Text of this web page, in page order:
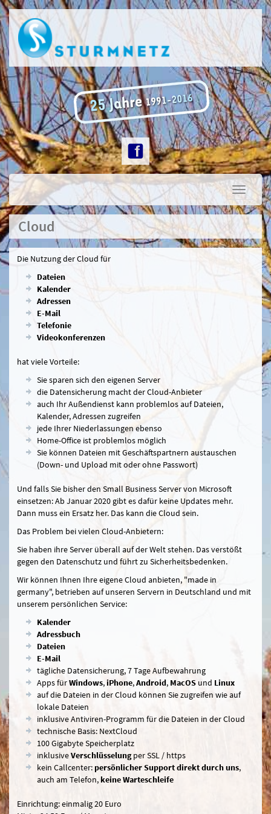
Toggle
Cloud
Die Nutzung der Cloud für
Dateien
Kalender
Adressen
E-Mail
Telefonie
Videokonferenzen
hat viele Vorteile:
Sie sparen sich den eigenen Server
die Datensicherung macht der Cloud-Anbieter
auch Ihr Außendienst kann problemlos auf Dateien,
Kalender, Adressen zugreifen
jede Ihrer Niederlassungen ebenso
Home-Office ist problemlos möglich
Sie können Dateien mit Geschäftspartnern austauschen
(Down- und Upload mit oder ohne Passwort)
Und falls Sie bisher den Small Business Server von Microsoft
einsetzen: Ab Januar 2020 gibt es dafür keine Updates mehr.
Dann muss ein Ersatz her. Das kann die Cloud sein.
Das Problem bei vielen Cloud-Anbietern:
Sie haben ihre Server überall auf der Welt stehen. Das verstößt
gegen den Datenschutz und führt zu Sicherheitsbedenken.
Wir können Ihnen Ihre eigene Cloud anbieten, "made in
germany", betrieben auf unseren Servern in Deutschland und mit
unserem persönlichen Service:
Kalender
Adressbuch
Dateien
E-Mail
tägliche Datensicherung, 7 Tage Aufbewahrung
Apps fürWindows,iPhone,Android, MacOS und Linux
auf die Dateien in der Cloud können Sie zugreifen wie auf
lokale Dateien
inklusive Antiviren-Programm für die Dateien in der Cloud
technische Basis: NextCloud
100 Gigabyte Speicherplatz
inklusiveVerschlüsselungper SSL / https
kein Callcenter: persönlicher Support direkt durch uns,
auch am Telefon,keine Warteschleife
Einrichtung: einmalig 20 Euro